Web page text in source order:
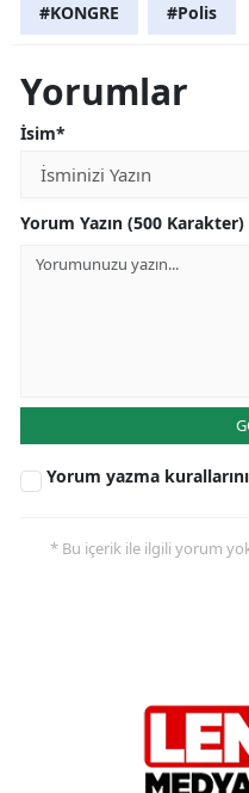
#KONGRE #Polis
Yorumlar
İsim*
Yorum Yazın (500 Karakter)
Yorum yazma kurallarını
* Bu içerik ile ilgili yorum